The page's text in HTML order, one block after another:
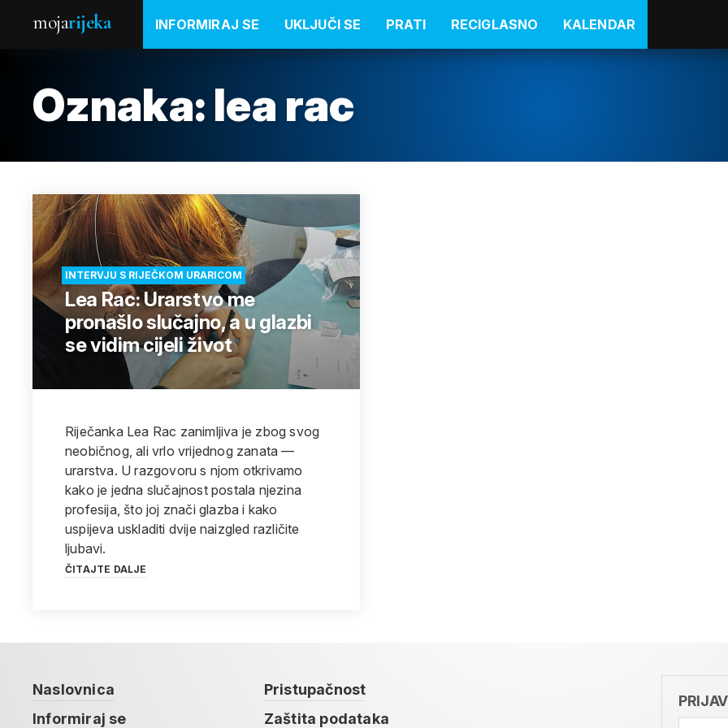
mojarijeka INFORMIRAJ SE UKLJUČI SE PRATI RECIGLASNO KALENDAR
Oznaka: lea rac
INTERVJU S RIJEČKOM URARICOM
Lea Rac: Urarstvo me
pronašlo slučajno, a u glazbi
se vidim cijeli život
Riječanka Lea Rac zanimljiva je zbog svog
neobičnog, ali vrlo vrijednog zanata —
urarstva. U razgovoru s njom otkrivamo
kako je jedna slučajnost postala njezina
profesija, što joj znači glazba i kako
uspijeva uskladiti dvije naizgled različite
ljubavi.
ČITAJTE DALJE
Naslovnica
Informiraj se
Pristupačnost
Zaštita podataka